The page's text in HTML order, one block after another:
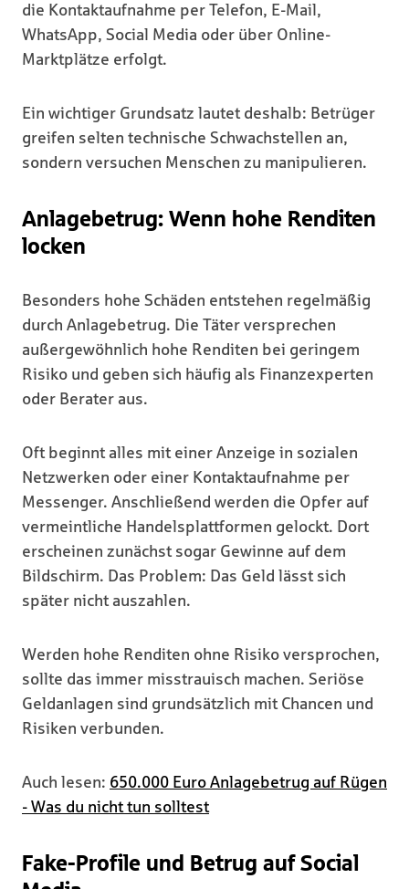
die Kontaktaufnahme per Telefon, E-Mail,
WhatsApp, Social Media oder über Online-
Marktplätze erfolgt.
Ein wichtiger Grundsatz lautet deshalb: Betrüger
greifen selten technische Schwachstellen an,
sondern versuchen Menschen zu manipulieren.
Anlagebetrug: Wenn hohe Renditen
locken
Besonders hohe Schäden entstehen regelmäßig
durch Anlagebetrug. Die Täter versprechen
außergewöhnlich hohe Renditen bei geringem
Risiko und geben sich häufig als Finanzexperten
oder Berater aus.
Oft beginnt alles mit einer Anzeige in sozialen
Netzwerken oder einer Kontaktaufnahme per
Messenger. Anschließend werden die Opfer auf
vermeintliche Handelsplattformen gelockt. Dort
erscheinen zunächst sogar Gewinne auf dem
Bildschirm. Das Problem: Das Geld lässt sich
später nicht auszahlen.
Werden hohe Renditen ohne Risiko versprochen,
sollte das immer misstrauisch machen. Seriöse
Geldanlagen sind grundsätzlich mit Chancen und
Risiken verbunden.
Auch lesen: 650.000 Euro Anlagebetrug auf Rügen
- Was du nicht tun solltest
Fake-Profile und Betrug auf Social